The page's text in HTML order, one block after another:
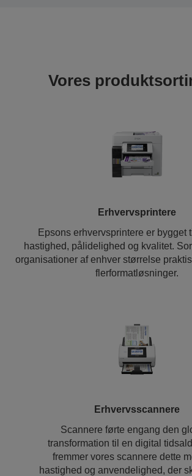
Vores
Erhvervsprintere
Epsons erhvervsprintere er bygget
hastighed, pålidelighed og kvalitet.
organisationer af enhver størrelse
flerformatløsninger.
Erhvervsscannere
Scannere førte engang den
transformation til en digital
fremmer vores scannere dette
hastighed og anvendelighed, der